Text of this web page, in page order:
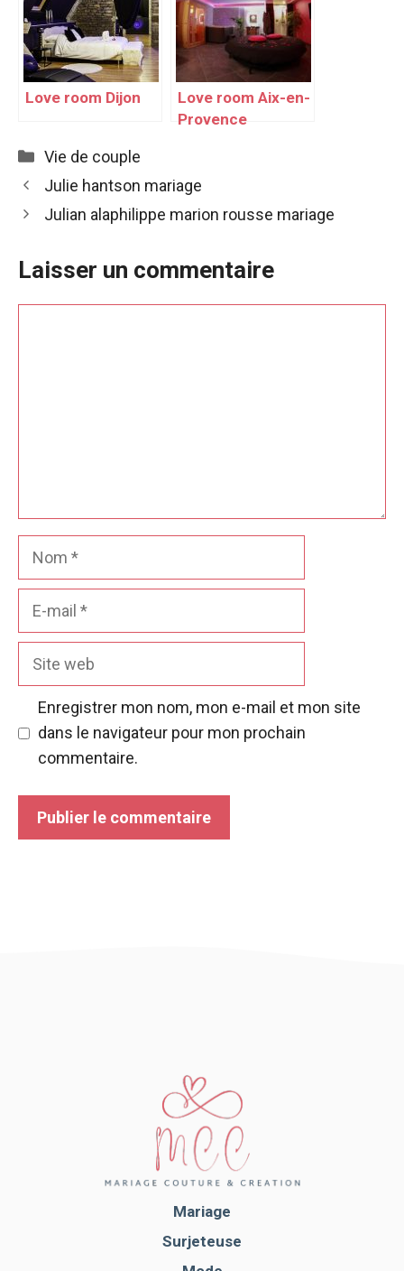
Love room Dijon
Love room Aix-en-
Provence
Catégories
Vie de couple
Julie hantson mariage
Julian alaphilippe marion rousse mariage
Laisser un commentaire
Enregistrer mon nom, mon e-mail et mon site
dans le navigateur pour mon prochain
commentaire.
Mariage
Surjeteuse